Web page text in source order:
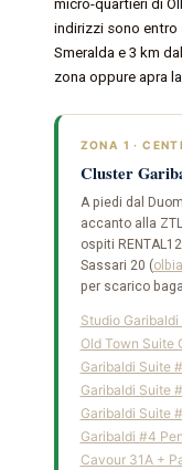
micro-quartieri di
indirizzi sono entro
Smeralda e 3 km
zona oppure apra
ZONA 1 ·
Cluster
A piedi dal
accanto alla
ospiti
Sassari 20 (
per scarico
Studio
Old Town Suite
Garibaldi Suite
Garibaldi Suite
Garibaldi Suite
Garibaldi #4
Cavour 31A +